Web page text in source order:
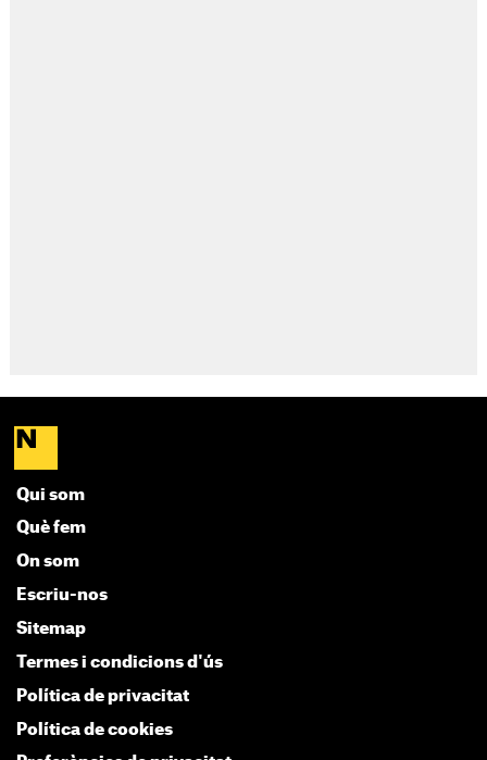
Qui som
Què fem
On som
Escriu-nos
Sitemap
Termes i condicions d'ús
Política de privacitat
Política de cookies